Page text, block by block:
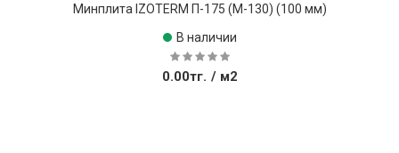
Минплита IZOTERM П-175 (М-130) (100 мм)
В наличии
0.00тг. / м2